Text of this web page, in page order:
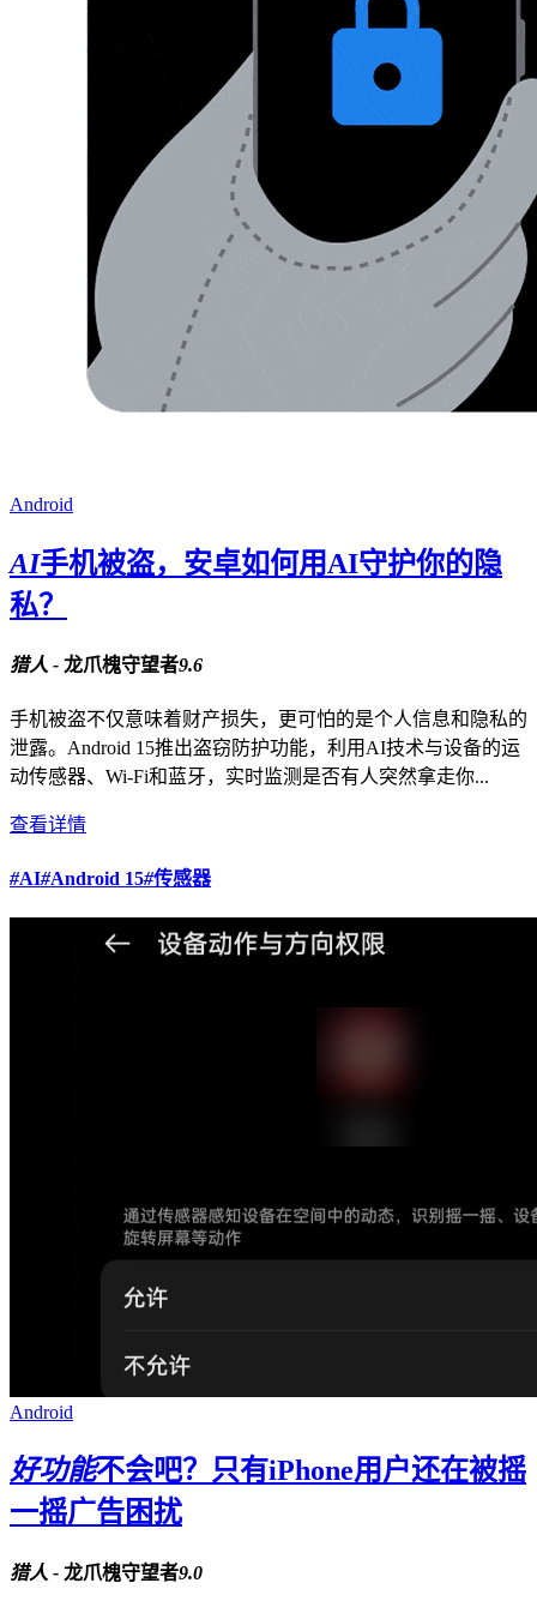
Android
AI手机被盗，安卓如何用AI守护你的隐
私？
猎人 - 龙爪槐守望者9.6
手机被盗不仅意味着财产损失，更可怕的是个人信息和隐私的
泄露。Android 15推出盗窃防护功能，利用AI技术与设备的运
动传感器、Wi-Fi和蓝牙，实时监测是否有人突然拿走你...
查看详情
#AI#Android 15#传感器
Android
好功能不会吧？只有iPhone用户还在被摇
一摇广告困扰
猎人 - 龙爪槐守望者9.0